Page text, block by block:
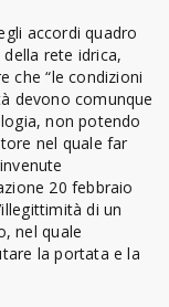
accordi quadro
rete idrica,
che “le condizioni
devono comunque
non potendo
nel quale far
20 febbraio
di un
nel quale
la portata e la